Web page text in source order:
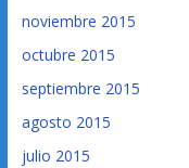
noviembre 2015
octubre 2015
septiembre 2015
agosto 2015
julio 2015